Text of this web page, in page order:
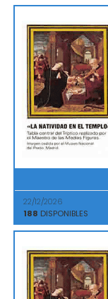
22/12/2026
188 DISPONIBLES